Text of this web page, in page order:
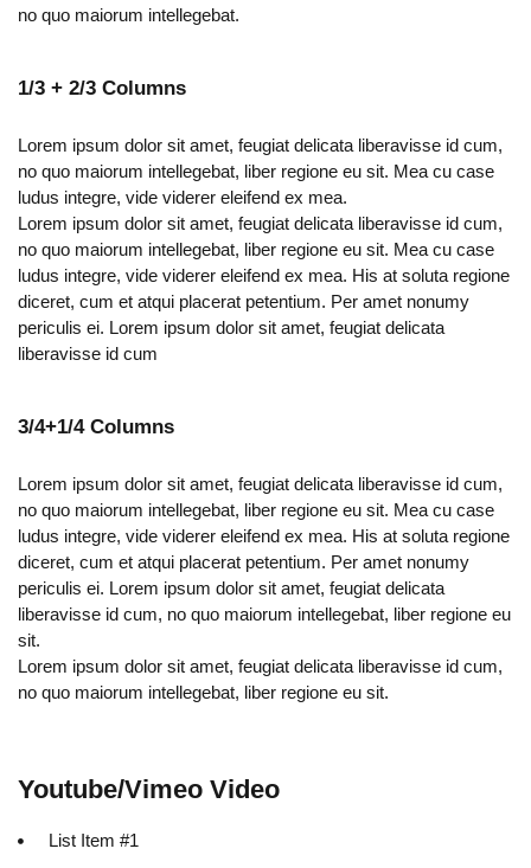
no quo maiorum intellegebat.
1/3 + 2/3 Columns
Lorem ipsum dolor sit amet, feugiat delicata liberavisse id cum,
no quo maiorum intellegebat, liber regione eu sit. Mea cu case
ludus integre, vide viderer eleifend ex mea.
Lorem ipsum dolor sit amet, feugiat delicata liberavisse id cum,
no quo maiorum intellegebat, liber regione eu sit. Mea cu case
ludus integre, vide viderer eleifend ex mea. His at soluta regione
diceret, cum et atqui placerat petentium. Per amet nonumy
periculis ei. Lorem ipsum dolor sit amet, feugiat delicata
liberavisse id cum
3/4+1/4 Columns
Lorem ipsum dolor sit amet, feugiat delicata liberavisse id cum,
no quo maiorum intellegebat, liber regione eu sit. Mea cu case
ludus integre, vide viderer eleifend ex mea. His at soluta regione
diceret, cum et atqui placerat petentium. Per amet nonumy
periculis ei. Lorem ipsum dolor sit amet, feugiat delicata
liberavisse id cum, no quo maiorum intellegebat, liber regione eu
sit.
Lorem ipsum dolor sit amet, feugiat delicata liberavisse id cum,
no quo maiorum intellegebat, liber regione eu sit.
Youtube/Vimeo Video
List Item #1